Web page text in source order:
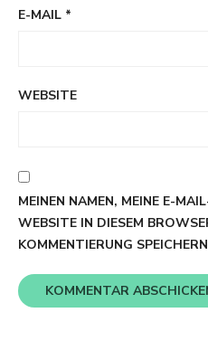
E-MAIL *
WEBSITE
MEINEN NAMEN, MEINE E-
WEBSITE IN DIESEM
KOMMENTIERUNG